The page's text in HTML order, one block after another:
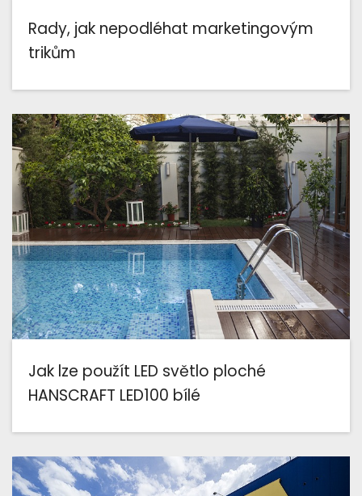
Rady, jak nepodléhat marketingovým
trikům
Jak lze použít LED světlo ploché
HANSCRAFT LED100 bílé